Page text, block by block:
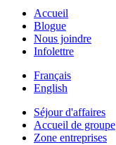
Accueil
Blogue
Nous joindre
Infolettre
Français
English
Séjour d'affaires
Accueil de groupe
Zone entreprises